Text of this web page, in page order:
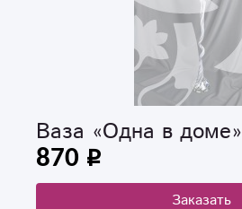
Ваза «Одна в доме»
870
Заказать